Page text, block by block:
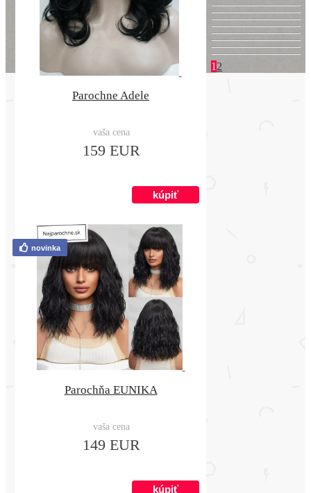
Parochne Adele
vaša cena
159 EUR
Parochňa EUNIKA
vaša cena
149 EUR
novinka
1 2